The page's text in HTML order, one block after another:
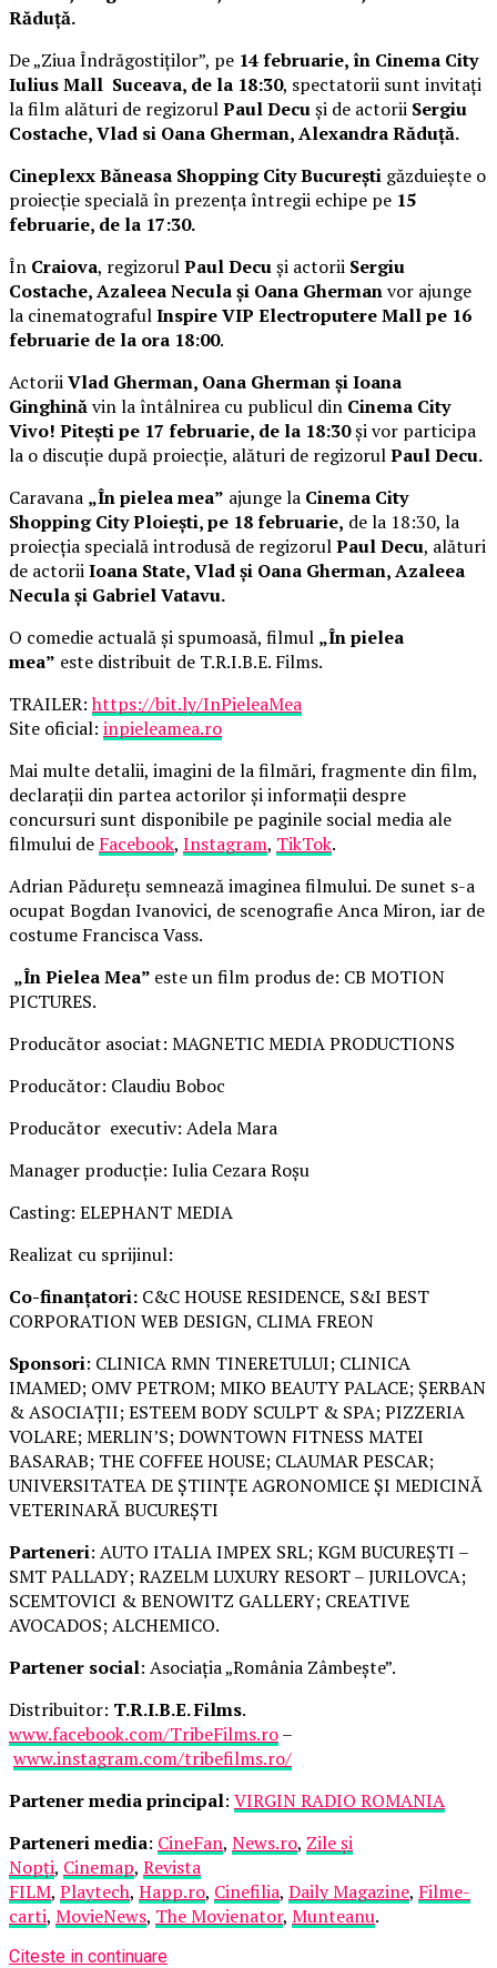
Răduță.
De „Ziua Îndrăgostiților”, pe 14 februarie, în Cinema City
Iulius Mall Suceava, de la 18:30, spectatorii sunt invitați
la film alături de regizorulPaul Decuși de actorii Sergiu
Costache, Vlad si Oana Gherman, Alexandra Răduță.
Cineplexx Băneasa Shopping City București găzduiește o
proiecție specială în prezența întregii echipe pe 15
februarie, de la 17:30.
În Craiova, regizorulPaul Decuși actorii Sergiu
Costache, Azaleea Necula și Oana Ghermanvor ajunge
la cinematografulInspire VIP Electroputere Mall pe 16
februarie de la ora 18:00.
ActoriiVlad Gherman, Oana Gherman și Ioana
Ginghinăvin la întâlnirea cu publicul din Cinema City
Vivo! Pitești pe 17 februarie, de la 18:30și vor participa
la o discuție după proiecție, alături de regizorulPaul Decu.
Caravana „În pielea mea” ajunge la Cinema City
Shopping City Ploiești, pe 18 februarie, de la 18:30, la
proiecția specială introdusă de regizorulPaul Decu, alături
de actoriiIoana State, Vlad și Oana Gherman, Azaleea
Necula și Gabriel Vatavu.
O comedie actuală și spumoasă, filmul „În pielea
mea” este distribuit de T.R.I.B.E. Films.
TRAILER:https://bit.ly/InPieleaMea
Site oficial: inpieleamea.ro
Mai multe detalii, imagini de la filmări, fragmente din film,
declarații din partea actorilor și informații despre
concursuri sunt disponibile pe paginile social media ale
filmului de Facebook, Instagram, TikTok.
Adrian Pădurețu semnează imaginea filmului. De sunet s-a
ocupat Bogdan Ivanovici, de scenografie Anca Miron, iar de
costume Francisca Vass.
„În Pielea Mea” este un film produs de: CB MOTION
PICTURES.
Producător asociat: MAGNETIC MEDIA PRODUCTIONS
Producător: Claudiu Boboc
Producător executiv: Adela Mara
Manager producție: Iulia Cezara Roșu
Casting: ELEPHANT MEDIA
Realizat cu sprijinul:
Co-finanțatori: C&C HOUSE RESIDENCE, S&I BEST
CORPORATION WEB DESIGN, CLIMA FREON
Sponsori: CLINICA RMN TINERETULUI; CLINICA
IMAMED; OMV PETROM; MIKO BEAUTY PALACE; ȘERBAN
& ASOCIAȚII; ESTEEM BODY SCULPT & SPA; PIZZERIA
VOLARE; MERLIN’S; DOWNTOWN FITNESS MATEI
BASARAB; THE COFFEE HOUSE; CLAUMAR PESCAR;
UNIVERSITATEA DE ȘTIINȚE AGRONOMICE ȘI MEDICINĂ
VETERINARĂ BUCUREȘTI
Parteneri: AUTO ITALIA IMPEX SRL; KGM BUCUREȘTI –
SMT PALLADY; RAZELM LUXURY RESORT – JURILOVCA;
SCEMTOVICI & BENOWITZ GALLERY; CREATIVE
AVOCADOS; ALCHEMICO.
Partener social: Asociația „România Zâmbește”.
Distribuitor: T.R.I.B.E. Films.
www.facebook.com/TribeFilms.ro–
www.instagram.com/tribefilms.ro/
Partener media principal: VIRGIN RADIO ROMANIA
Parteneri media: CineFan, News.ro, Zile și
Nopți, Cinemap, Revista
FILM, Playtech, Happ.ro, Cinefilia, Daily Magazine, Filme-
carti, MovieNews, The Movienator, Munteanu.
Citeste in continuare